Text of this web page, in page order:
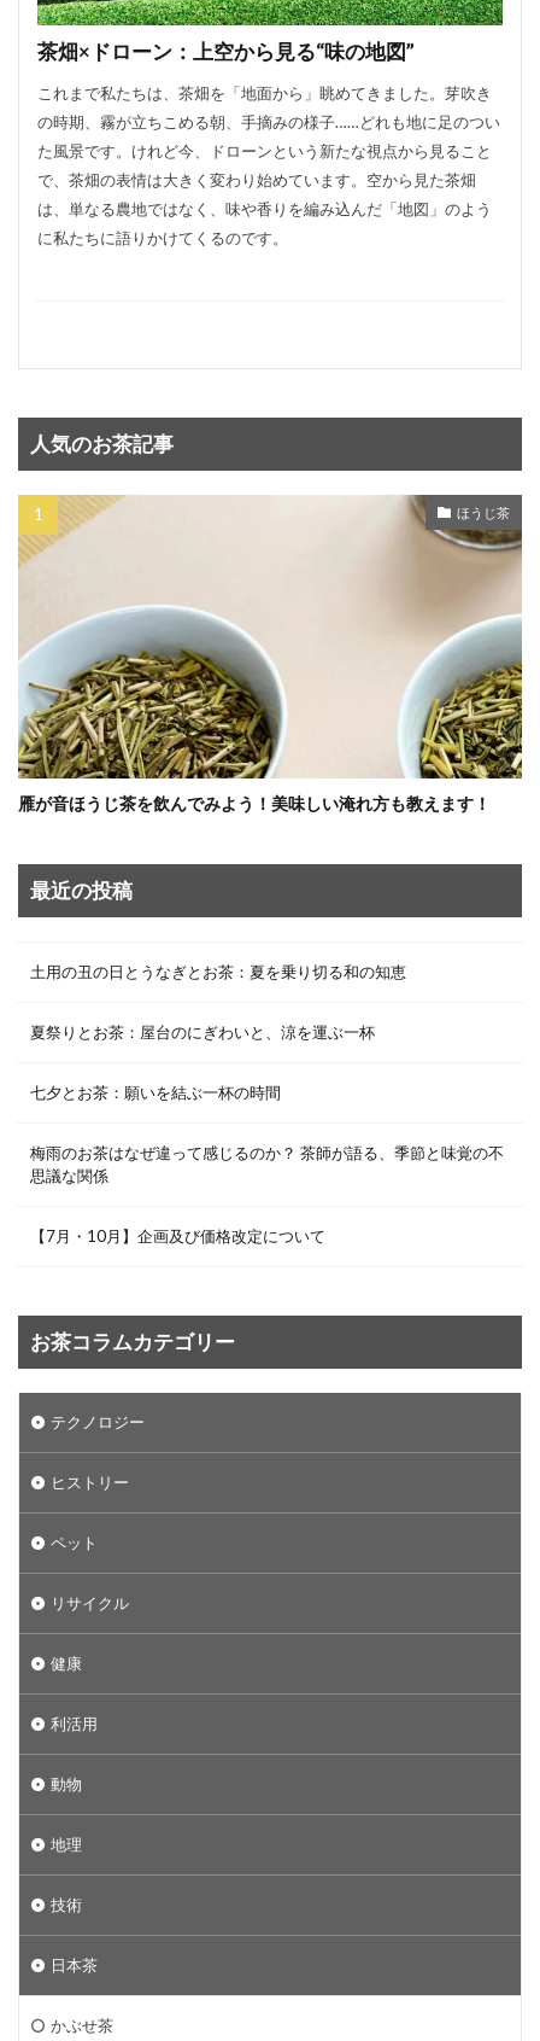
茶畑×ドローン：上空から見る“味の地図”
これまで私たちは、茶畑を「地面から」眺めてきました。芽吹き
の時期、霧が立ちこめる朝、手摘みの様子……どれも地に足のつい
た風景です。けれど今、ドローンという新たな視点から見ること
で、茶畑の表情は大きく変わり始めています。空から見た茶畑
は、単なる農地ではなく、味や香りを編み込んだ「地図」のよう
に私たちに語りかけてくるのです。
人気のお茶記事
ほうじ茶
雁が音ほうじ茶を飲んでみよう！美味しい淹れ方も教えます！
最近の投稿
土用の丑の日とうなぎとお茶：夏を乗り切る和の知恵
夏祭りとお茶：屋台のにぎわいと、涼を運ぶ一杯
七夕とお茶：願いを結ぶ一杯の時間
梅雨のお茶はなぜ違って感じるのか？ 茶師が語る、季節と味覚の不
思議な関係
【7月・10月】企画及び価格改定について
お茶コラムカテゴリー
テクノロジー
ヒストリー
ペット
リサイクル
健康
利活用
動物
地理
技術
日本茶
かぶせ茶